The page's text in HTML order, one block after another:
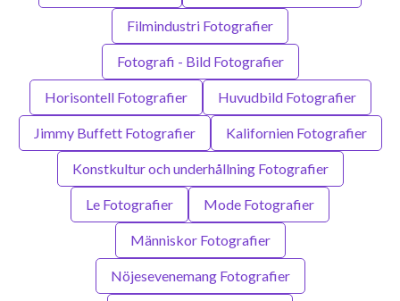
Filmindustri Fotografier
Fotografi - Bild Fotografier
Horisontell Fotografier Huvudbild Fotografier
Jimmy Buffett Fotografier Kalifornien Fotografier
Konstkultur och underhållning Fotografier
Le Fotografier Mode Fotografier
Människor Fotografier
Nöjesevenemang Fotografier